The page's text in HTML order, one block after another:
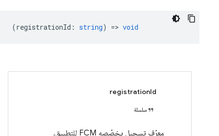
(registrationId : string) => void
registrationId
سلسلة
معرّف تسجيل يخصّصه FCM للتطبيق.